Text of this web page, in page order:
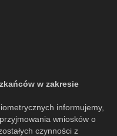
w zakresie
informujemy,
wniosków o
czynności z